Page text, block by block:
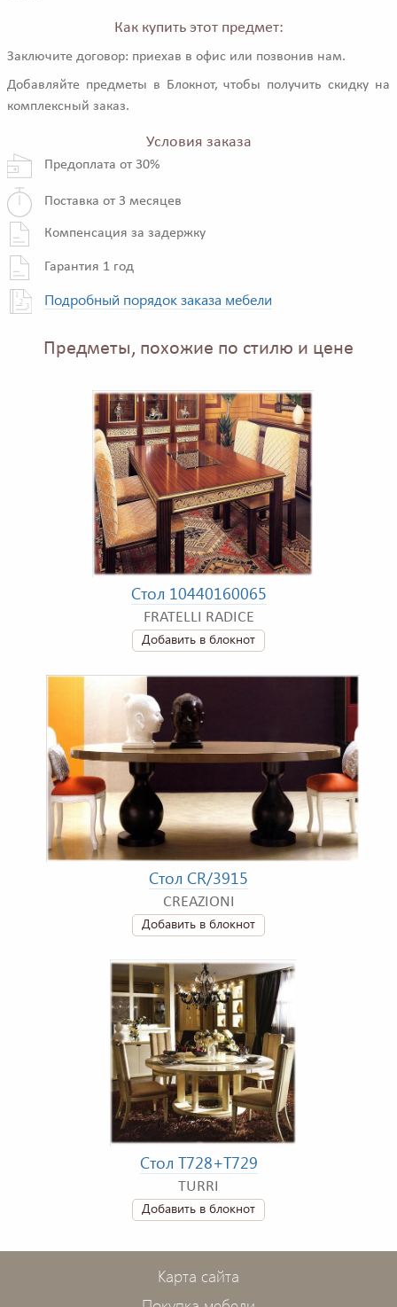
Как купить этот предмет:
Заключите договор: приехав в офис или позвонив нам.
Добавляйте предметы в Блокнот, чтобы получить скидку на
комплексный заказ.
Условия заказа
Предоплата от 30%
Поставка от 3 месяцев
Компенсация за задержку
Гарантия 1 год
Подробный порядок заказа мебели
Предметы, похожие по стилю и цене
Стол 10440160065
FRATELLI RADICE
Добавить в блокнот
Стол CR/3915
CREAZIONI
Добавить в блокнот
Стол T728+T729
TURRI
Добавить в блокнот
Карта сайта